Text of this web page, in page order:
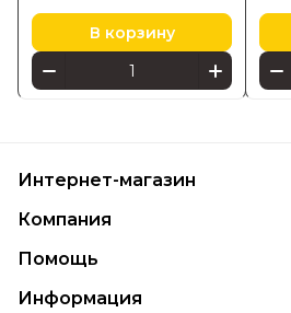
В корзину
Интернет-магазин
Компания
Помощь
Информация